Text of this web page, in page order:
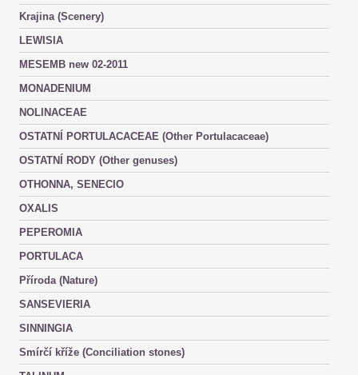
Krajina (Scenery)
LEWISIA
MESEMB new 02-2011
MONADENIUM
NOLINACEAE
OSTATNÍ PORTULACACEAE (Other Portulacaceae)
OSTATNÍ RODY (Other genuses)
OTHONNA, SENECIO
OXALIS
PEPEROMIA
PORTULACA
Příroda (Nature)
SANSEVIERIA
SINNINGIA
Smírčí kříže (Conciliation stones)